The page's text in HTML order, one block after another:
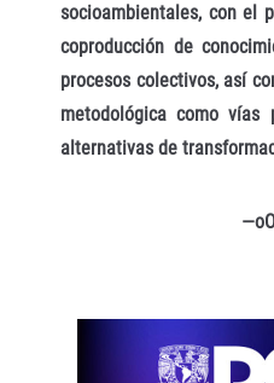
socioambientales, con el
coproducción de
procesos colectivos, así
metodológica como
alternativas de